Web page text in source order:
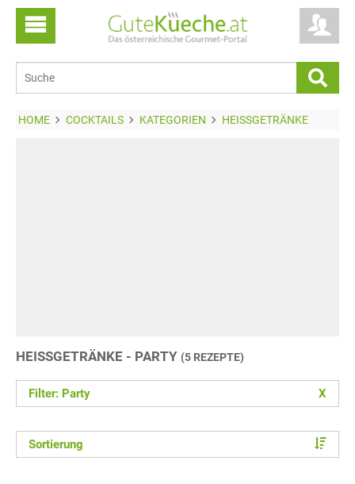
HOME COCKTAILS KATEGORIEN HEISSGETRÄNKE
HEISSGETRÄNKE - PARTY (5 REZEPTE)
Filter: Party X
Sortierung